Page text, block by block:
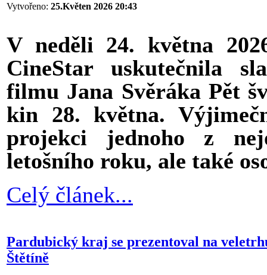
Vytvořeno: 25.Květen 2026 20:43
V neděli 24. května
CineStar uskutečnila
filmu Jana Svěráka Pět
kin 28. května.
projekci jednoho z
letošního roku, ale také
Celý článek...
Pardubický kraj se prezentoval na
Štětíně